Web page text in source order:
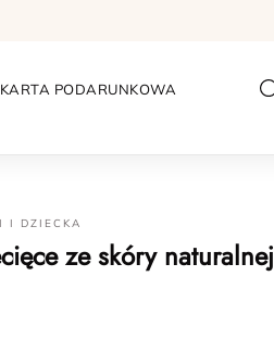
KARTA PODARUNKOWA
I DZIECKA
ze skóry naturalnej